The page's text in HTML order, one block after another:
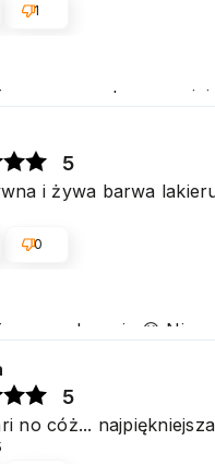
za pozytywną
1
serdecznie 😊
zarówno w
5
i żywa barwa
0
5
no cóż...